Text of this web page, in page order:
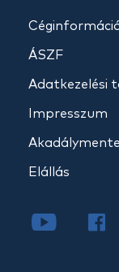
ÁSZF
Adatkezelési
Impresszum
Elállás